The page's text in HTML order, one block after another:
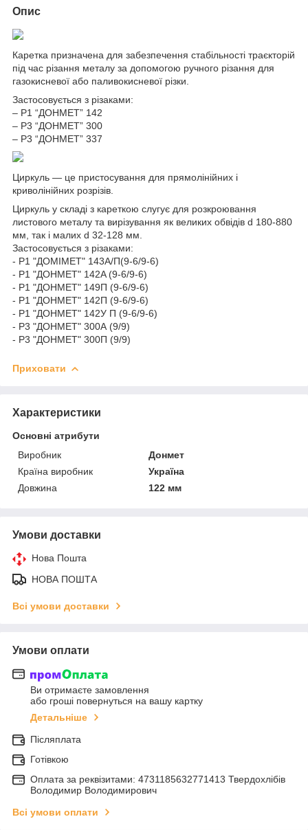
Опис
Каретка призначена для забезпечення стабільності траєкторій
під час різання металу за допомогою ручного різання для
газокисневої або паливокисневої різки.
Застосовується з різаками:
– Р1 “ДОНМЕТ” 142
– Р3 “ДОНМЕТ” 300
– Р3 “ДОНМЕТ” 337
Циркуль — це пристосування для прямолінійних і
криволінійних розрізів.
Циркуль у складі з кареткою слугує для розкроювання
листового металу та вирізування як великих обвідів d 180-880
мм, так і малих d 32-128 мм.
Застосовується з різаками:
- Р1 "ДОМІМЕТ" 143А/П(9-6/9-6)
- Р1 "ДОНМЕТ" 142A (9-6/9-6)
- Р1 "ДОНМЕТ" 149П (9-6/9-6)
- Р1 "ДОНМЕТ" 142П (9-6/9-6)
- Р1 "ДОНМЕТ" 142У П (9-6/9-6)
- Р3 "ДОНМЕТ" 300А (9/9)
- Р3 "ДОНМЕТ" 300П (9/9)
Приховати
Характеристики
Основні атрибути
Виробник
Донмет
Країна виробник
Україна
Довжина
122 мм
Умови доставки
Нова Пошта
НОВА ПОШТА
Всі умови доставки
Умови оплати
Ви отримаєте замовлення
або гроші повернуться на вашу картку
Детальніше
Післяплата
Готівкою
Оплата за реквізитами: 4731185632771413 Твердохлібів
Володимир Володимирович
Всі умови оплати